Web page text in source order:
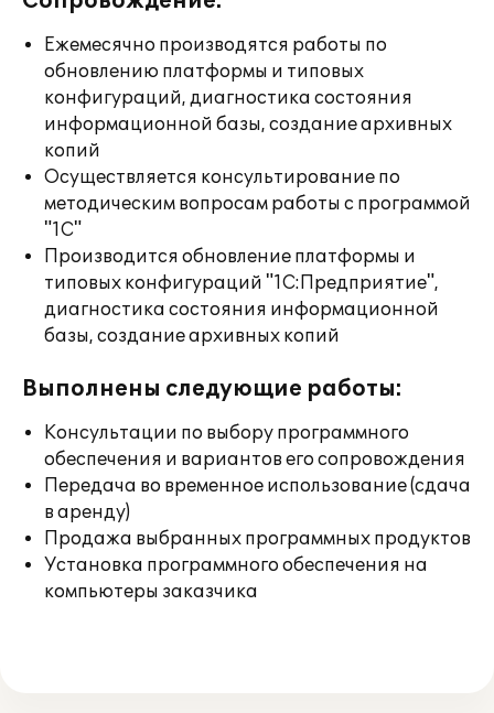
Ежемесячно производятся работы по
обновлению платформы и типовых
конфигураций, диагностика состояния
информационной базы, создание архивных
копий
Осуществляется консультирование по
методическим вопросам работы с программой
"1С"
Производится обновление платформы и
типовых конфигураций "1С:Предприятие",
диагностика состояния информационной
базы, создание архивных копий
Выполнены следующие работы:
Консультации по выбору программного
обеспечения и вариантов его сопровождения
Передача во временное использование (сдача
в аренду)
Продажа выбранных программных продуктов
Установка программного обеспечения на
компьютеры заказчика